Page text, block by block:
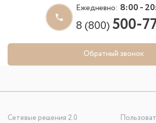
Ежедневно: 8:00 -
8 (800)500-
Обратный звонок
Сетевые решения 2.0